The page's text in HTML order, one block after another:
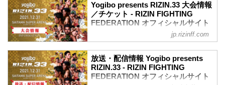
Yogibo presents RIZIN.33 大会情報
／チケット - RIZIN FIGHTING
FEDERATION オフィシャルサイト
現状は必要ありません。
大会概要
名称
jp.rizinff.com
放送・配信情報 Yogibo presents
RIZIN.33 - RIZIN FIGHTING
FEDERATION オフィシャルサイト